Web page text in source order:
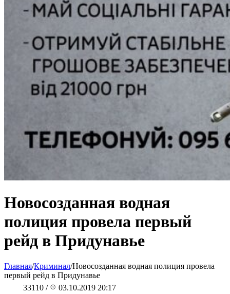
Новосозданная водная
полиция провела первый
рейд в Придунавье
Главная/Криминал/Новосозданная водная полиция провела
первый рейд в Придунавье
33110 / 03.10.2019 20:17